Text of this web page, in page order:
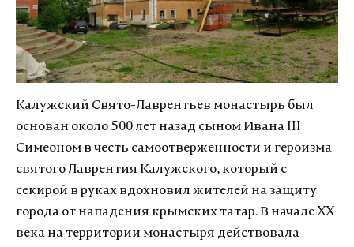
Калужский Свято-Лаврентьев монастырь был
основан около 500 лет назад сыном Ивана III
Симеоном в честь самоотверженности и героизма
святого Лаврентия Калужского, который с
секирой в руках вдохновил жителей на защиту
города от нападения крымских татар. В начале XX
века на территории монастыря действовала